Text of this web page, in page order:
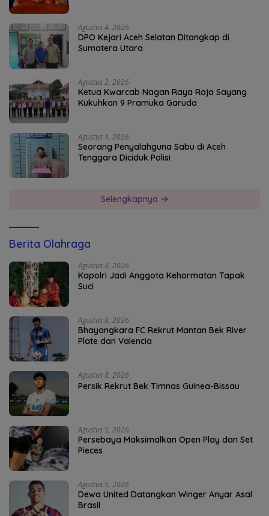
Agustus 4, 2026
DPO Kejari Aceh Selatan Ditangkap di
Sumatera Utara
Agustus 2, 2026
Ketua Kwarcab Nagan Raya Raja Sayang
Kukuhkan 9 Pramuka Garuda
Agustus 4, 2026
Seorang Penyalahguna Sabu di Aceh
Tenggara Diciduk Polisi
Selengkapnya
Berita Olahraga
Agustus 8, 2026
Kapolri Jadi Anggota Kehormatan Tapak
Suci
Agustus 8, 2026
Bhayangkara FC Rekrut Mantan Bek River
Plate dan Valencia
Agustus 8, 2026
Persik Rekrut Bek Timnas Guinea-Bissau
Agustus 5, 2026
Persebaya Maksimalkan Open Play dan Set
Pieces
Agustus 5, 2026
Dewa United Datangkan Winger Anyar Asal
Brasil